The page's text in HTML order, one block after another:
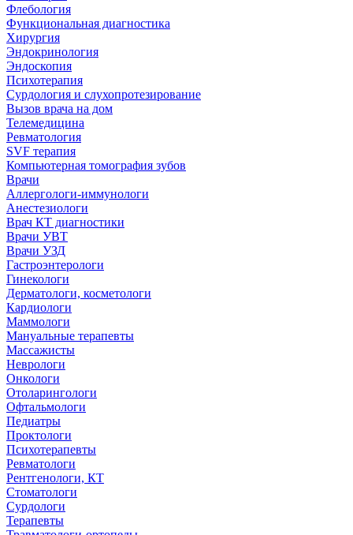
Флебология
Функциональная диагностика
Хирургия
Эндокринология
Эндоскопия
Психотерапия
Сурдология и слухопротезирование
Вызов врача на дом
Телемедицина
Ревматология
SVF терапия
Компьютерная томография зубов
Врачи
Аллергологи-иммунологи
Анестезиологи
Врач КТ диагностики
Врачи УВТ
Врачи УЗД
Гастроэнтерологи
Гинекологи
Дерматологи, косметологи
Кардиологи
Маммологи
Мануальные терапевты
Массажисты
Неврологи
Онкологи
Отоларингологи
Офтальмологи
Педиатры
Проктологи
Психотерапевты
Ревматологи
Рентгенологи, КТ
Стоматологи
Сурдологи
Терапевты